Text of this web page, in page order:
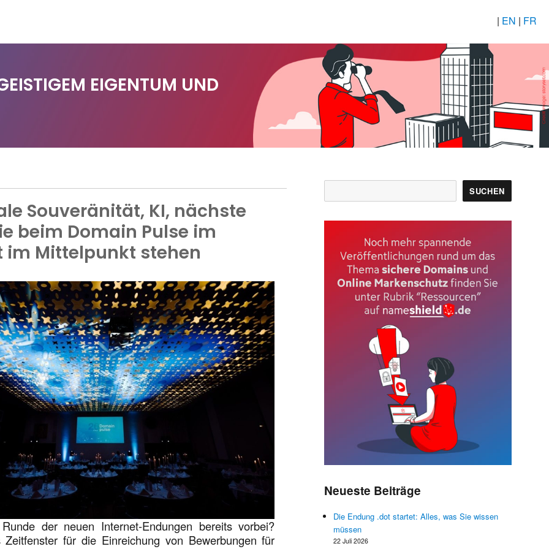
| EN | FR
EIGENTUM UND
Souveränität, KI, nächste
beim Domain Pulse im
Mittelpunkt stehen
der neuen Internet-Endungen bereits vorbei?
für die Einreichung von Bewerbungen für
SUCHEN
Neueste Beiträge
Die Endung .dot startet: Alles, was Sie wissen
müssen
22 Juli 2026